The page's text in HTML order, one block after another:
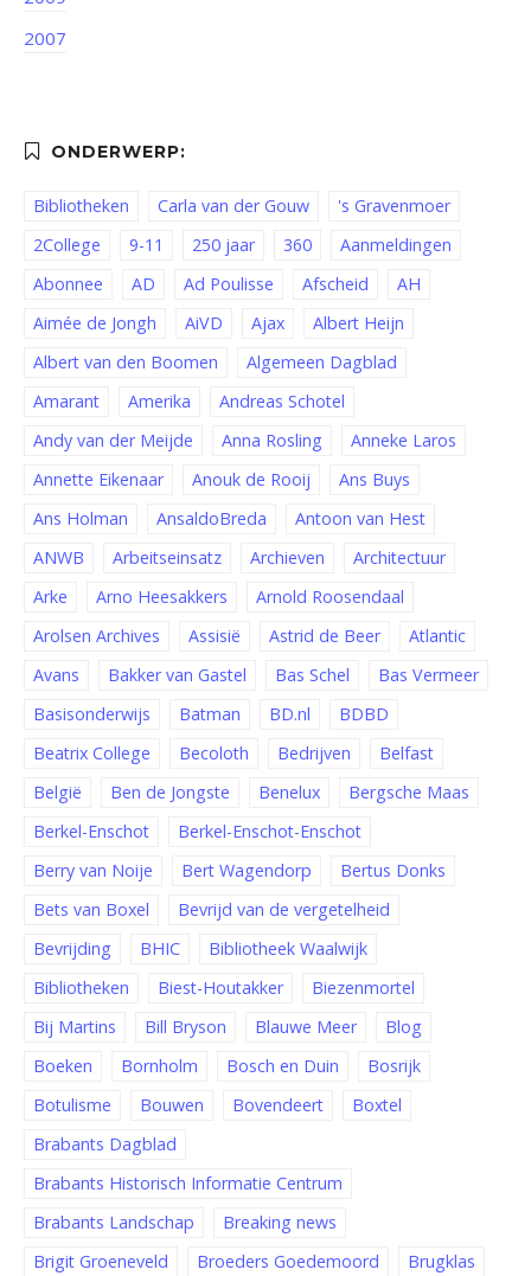
2007
Bibliotheken Carla van der Gouw
's Gravenmoer
2College
9-11 250 jaar 360
Aanmeldingen
Abonnee
AD Ad Poulisse Afscheid
AH
Aimée de Jongh
AiVD Ajax
Albert Heijn
Albert van den Boomen
Algemeen Dagblad
Amarant
Amerika
Andreas Schotel
Andy van der Meijde
Anna Rosling
Anneke Laros
Annette Eikenaar
Anouk de Rooij
Ans Buys
Ans Holman
AnsaldoBreda
Antoon van Hest
ANWB
Arbeitseinsatz Archieven
Architectuur
Arke
Arno Heesakkers
Arnold Roosendaal
Arolsen Archives
Assisië Astrid de Beer
Atlantic
Avans
Bakker van Gastel Bas Schel
Bas Vermeer
Basisonderwijs
Batman BD.nl
BDBD
Beatrix College
Becoloth Bedrijven
Belfast
België
Ben de Jongste Benelux
Bergsche Maas
Berkel-Enschot
Berkel-Enschot-Enschot
Berry van Noije
Bert Wagendorp
Bertus Donks
Bets van Boxel
Bevrijd van de vergetelheid
Bevrijding
BHIC
Bibliotheek Waalwijk
Bibliotheken
Biest-Houtakker
Biezenmortel
Bij Martins
Bill Bryson Blauwe Meer
Blog
Boeken
Bornholm Bosch en Duin
Bosrijk
Botulisme
Bouwen Bovendeert
Boxtel
Brabants Dagblad
Brabants Historisch Informatie Centrum
Brabants Landschap
Breaking news
Brigit Groeneveld
Broeders Goedemoord
Brugklas